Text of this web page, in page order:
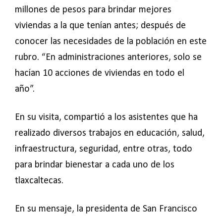
millones de pesos para brindar mejores
viviendas a la que tenían antes; después de
conocer las necesidades de la población en este
rubro. “En administraciones anteriores, solo se
hacían 10 acciones de viviendas en todo el
año”.
En su visita, compartió a los asistentes que ha
realizado diversos trabajos en educación, salud,
infraestructura, seguridad, entre otras, todo
para brindar bienestar a cada uno de los
tlaxcaltecas.
En su mensaje, la presidenta de San Francisco